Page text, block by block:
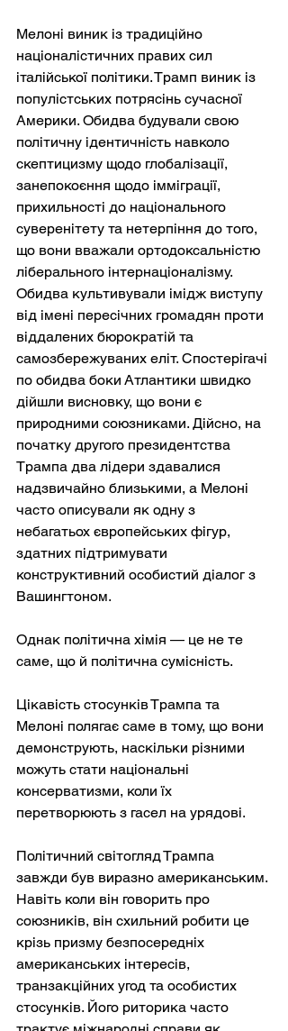
Мелоні виник із традиційно
націоналістичних правих сил
італійської політики. Трамп виник із
популістських потрясінь сучасної
Америки. Обидва будували свою
політичну ідентичність навколо
скептицизму щодо глобалізації,
занепокоєння щодо імміграції,
прихильності до національного
суверенітету та нетерпіння до того,
що вони вважали ортодоксальністю
ліберального інтернаціоналізму.
Обидва культивували імідж виступу
від імені пересічних громадян проти
віддалених бюрократій та
самозбережуваних еліт. Спостерігачі
по обидва боки Атлантики швидко
дійшли висновку, що вони є
природними союзниками. Дійсно, на
початку другого президентства
Трампа два лідери здавалися
надзвичайно близькими, а Мелоні
часто описували як одну з
небагатьох європейських фігур,
здатних підтримувати
конструктивний особистий діалог з
Вашингтоном.
Однак політична хімія — це не те
саме, що й політична сумісність.
Цікавість стосунків Трампа та
Мелоні полягає саме в тому, що вони
демонструють, наскільки різними
можуть стати національні
консерватизми, коли їх
перетворюють з гасел на урядові.
Політичний світогляд Трампа
завжди був виразно американським.
Навіть коли він говорить про
союзників, він схильний робити це
крізь призму безпосередніх
американських інтересів,
транзакційних угод та особистих
стосунків. Його риторика часто